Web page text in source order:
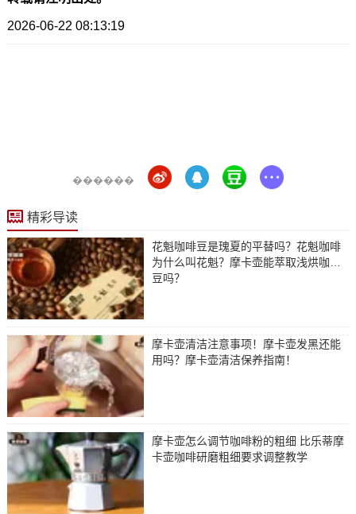
2026-06-22 08:13:19
������
精彩导读
花魁咖啡豆是瑰夏的平替吗？花魁咖啡
为什么叫花魁？摩卡壶能萃取浅烘咖啡
豆吗？
摩卡壶清洁注意事项！摩卡壶发黑还能
用吗？摩卡壶清洁保养指南！
摩卡壶怎么调节咖啡粉的粗细 比乐蒂摩
卡壶咖啡研磨粗细要求调整教学